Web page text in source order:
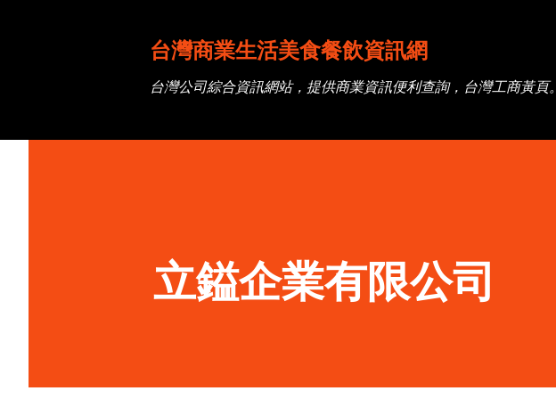
台灣商業生活美食餐飲資訊網
台灣公司綜合資訊網站，提供商業資訊便利查詢，台灣工商黃頁。
立鎰企業有限公司